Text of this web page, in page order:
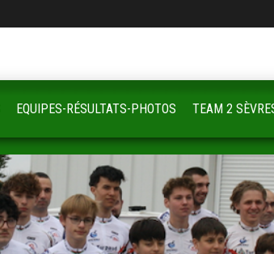
EQUIPES-RÉSULTATS-PHOTOS TEAM 2